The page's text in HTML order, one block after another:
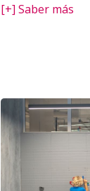
[+] Saber más